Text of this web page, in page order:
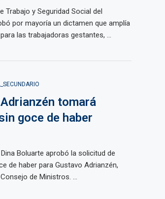
Trabajo y Seguridad Social del
por mayoría un dictamen que amplía
las trabajadoras gestantes, ...
tomará
goce de haber
Boluarte aprobó la solicitud de
de haber para Gustavo Adrianzén,
de Ministros. ...